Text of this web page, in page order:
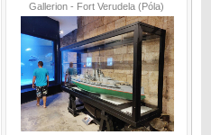
Gallerion - Fort Verudela (Póla)